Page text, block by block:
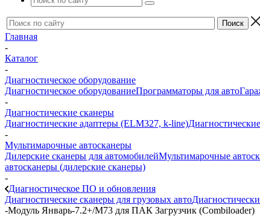
Главная
-
Каталог
-
Диагностическое оборудование
Диагностическое оборудованиеПрограмматоры для авто
-
Диагностические сканеры
Диагностические адаптеры (ELM327, k-line)
-
Мультимарочные автосканеры
Дилерские сканеры для автомобилейМультимарочные
автосканеры (дилерские сканеры)
-
Диагностическое ПО и обновления
Диагностические сканеры для грузовых авто
-Модуль Январь-7.2+/M73 для ПАК Загрузчик (Combiloader)